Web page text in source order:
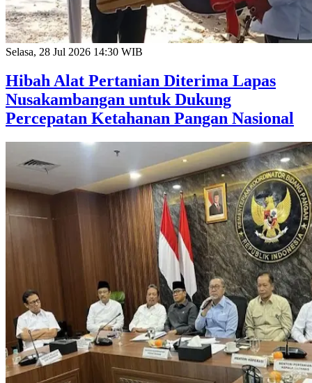
Selasa, 28 Jul 2026 14:30 WIB
Hibah Alat Pertanian Diterima Lapas
Nusakambangan untuk Dukung
Percepatan Ketahanan Pangan Nasional